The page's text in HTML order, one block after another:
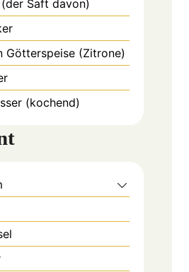
Saft davon)
Götterspeise (Zitrone)
(kochend)